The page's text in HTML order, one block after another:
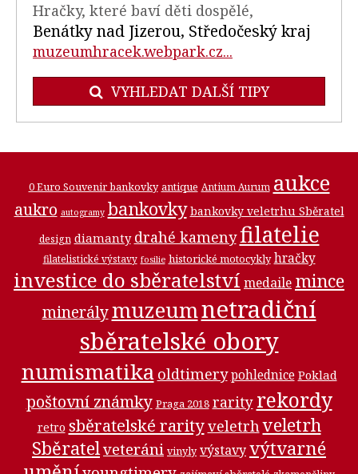
Hračky, které baví děti dospělé,
Benátky nad Jizerou, Středočeský kraj
muzeumhracek.webpark.cz...
VYHLEDAT DALŠÍ TIPY
0 Euro Souvenir bankovky antique Antium Aurum aukce
aukro autogramy bankovky bankovky veletrhu Sběratel
design diamanty drahé kamenyfilatelie
filatelistické výstavy fosilie historické motocykly hračky
investice do sběratelství medaile mince
minerálymuzeumnetradiční
sběratelské obory
numismatika oldtimery pohlednice Poklad
poštovní známky Praga 2018 rarity rekordy
retro sběratelské rarityveletrhveletrh
Sběratelveteráni vinyly výstavyvýtvarné